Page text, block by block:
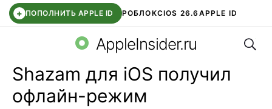
+ ПОПОЛНИТЬ APPLE ID РОБЛОКСIOS 26.6 APPLE ID
WHATSAPP DDE STOREAPP STOREOZON БАНК
AppleInsider.ru
Shazam для iOS получил
офлайн-режим